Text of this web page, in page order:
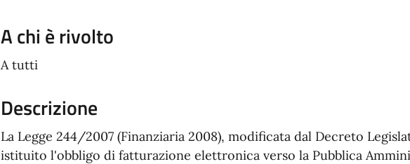
A chi è rivolto
A tutti
Descrizione
La Legge 244/2007 (Finanziaria 2008), modificata dal Decreto
istituito l'obbligo di fatturazione elettronica verso la Pubblica